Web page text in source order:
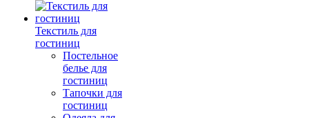
Текстиль для
гостиниц
Постельное
белье для
гостиниц
Тапочки для
гостиниц